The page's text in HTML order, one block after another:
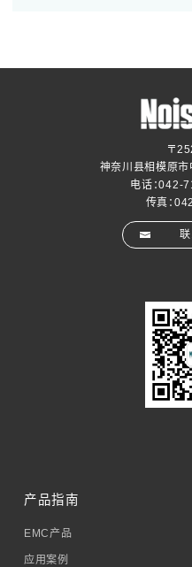
〒
神奈川县相模原
电话：042-
传真：
联
产品指南
EMC产品
应用案例